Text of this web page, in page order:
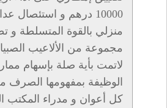
10000 درهم و استئصال
منزلي بالقوة المتسلطة و
مجموعة من الألاعيب
لاتمت بأية صلة بإسهام
الوظيفة بمفهومها
كل أعوان و مدراء المكتب